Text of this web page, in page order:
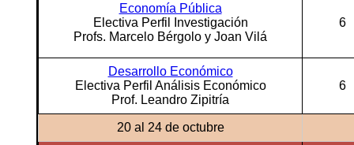
Economía Pública
Electiva Perfil Investigación
Profs. Marcelo Bérgolo y Joan Vilá
6
Desarrollo Económico
Electiva Perfil Análisis Económico
Prof. Leandro Zipitría
6
20 al 24 de octubre